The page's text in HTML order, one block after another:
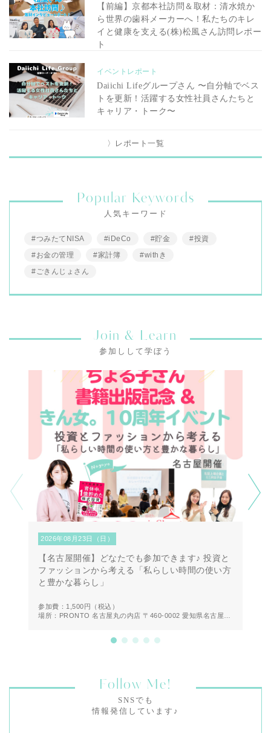
【前編】京都本社訪問＆取材：清水焼か
ら世界の歯科メーカーへ！私たちのキレ
イと健康を支える(株)松風さん訪問レポー
ト
イベントレポート
Daiichi Lifeグループさん 〜自分軸でベス
トを更新！活躍する女性社員さんたちと
キャリア・トーク〜
〉レポート一覧
Popular Keywords
人気キーワード
#つみたてNISA #iDeCo #貯金
#投資
#お金の管理
#家計簿
#withき
#ごきんじょさん
Join & Learn
参加しして学ぼう
2026年08月23日（日）
【名古屋開催】どなたでも参加できます♪ 投資と
ファッションから考える「私らしい時間の使い方
と豊かな暮らし」
参加費：1,500円 （税込）
場所：PRONTO 名古屋丸の内店 〒460-0002 愛知県名古屋市
Follow Me!
SNSでも
情報発信しています♪